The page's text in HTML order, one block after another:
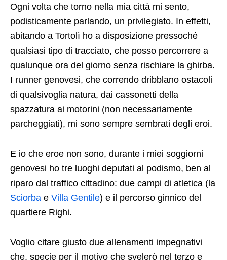
Ogni volta che torno nella mia città mi sento,
podisticamente parlando, un privilegiato. In effetti,
abitando a Tortolì ho a disposizione pressoché
qualsiasi tipo di tracciato, che posso percorrere a
qualunque ora del giorno senza rischiare la ghirba.
I runner genovesi, che correndo dribblano ostacoli
di qualsivoglia natura, dai cassonetti della
spazzatura ai motorini (non necessariamente
parcheggiati), mi sono sempre sembrati degli eroi.
E io che eroe non sono, durante i miei soggiorni
genovesi ho tre luoghi deputati al podismo, ben al
riparo dal traffico cittadino: due campi di atletica (la
Sciorba e Villa Gentile) e il percorso ginnico del
quartiere Righi.
Voglio citare giusto due allenamenti impegnativi
che, specie per il motivo che svelerò nel terzo e